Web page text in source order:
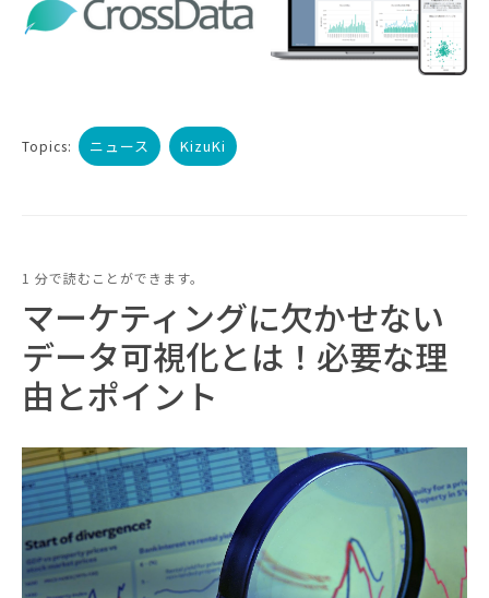
Topics: ニュース KizuKi
1 分で読むことができます。
マーケティングに欠かせない
データ可視化とは！必要な理
由とポイント